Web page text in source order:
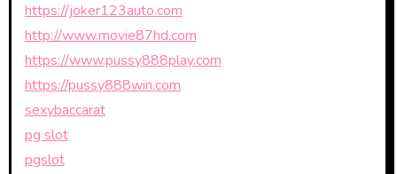
https://joker123auto.com
http://www.movie87hd.com
https://www.pussy888play.com
https://pussy888win.com
sexybaccarat
pg slot
pgslot